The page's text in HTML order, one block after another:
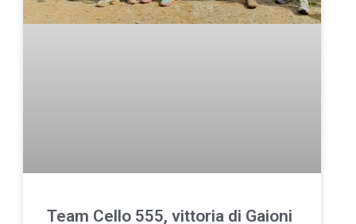
Team Cello 555, vittoria di Gaioni